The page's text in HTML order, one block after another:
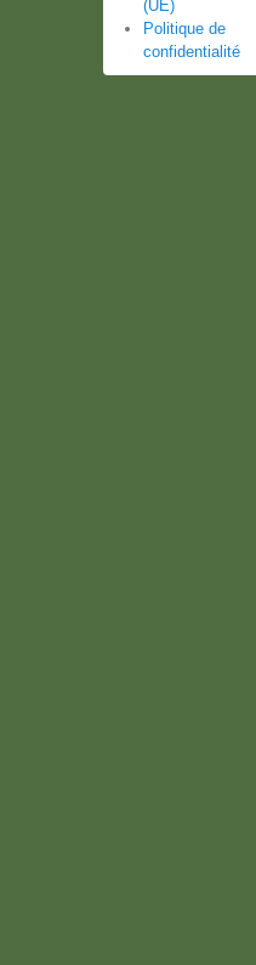
(UE)
Politique de
confidentialité